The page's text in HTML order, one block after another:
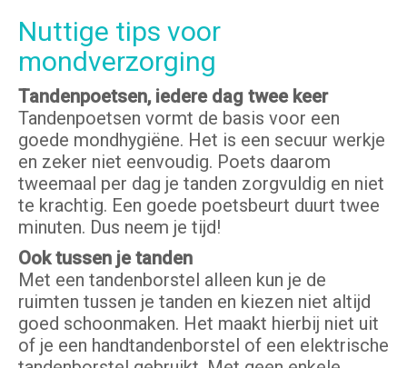
Nuttige tips voor
mondverzorging
Tandenpoetsen, iedere dag twee keer
Tandenpoetsen vormt de basis voor een
goede mondhygiëne. Het is een secuur werkje
en zeker niet eenvoudig. Poets daarom
tweemaal per dag je tanden zorgvuldig en niet
te krachtig. Een goede poetsbeurt duurt twee
minuten. Dus neem je tijd!
Ook tussen je tanden
Met een tandenborstel alleen kun je de
ruimten tussen je tanden en kiezen niet altijd
goed schoonmaken. Het maakt hierbij niet uit
of je een handtandenborstel of een elektrische